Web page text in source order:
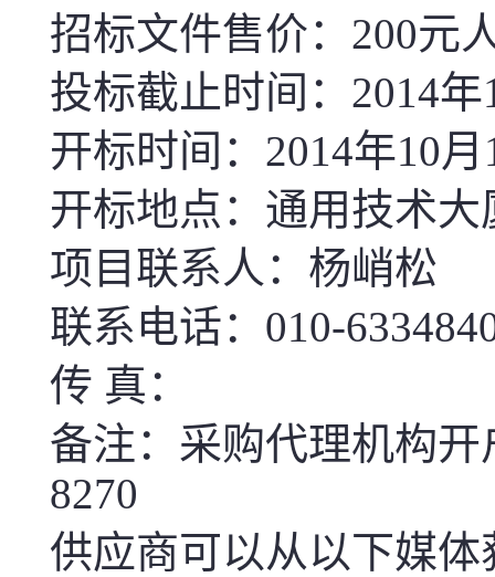
招标文件售价： 200元
投标截止时间： 2014年
开标时间： 2014年10月
开标地点：通用技术大
项目联系人：杨峭松
联系电话： 010-
传 真：
备注：采购代理机构开
8270
供应商可以从以下媒